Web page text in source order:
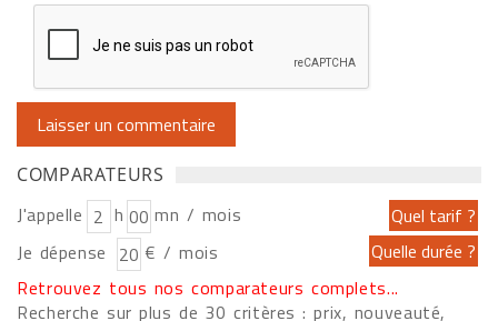
COMPARATEURS
J'appelle h
mn / mois
Je dépense
€ / mois
Retrouvez tous nos comparateurs complets...
Recherche sur plus de 30 critères : prix, nouveauté,